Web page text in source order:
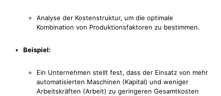
Analyse der Kostenstruktur, um die optimale
Kombination von Produktionsfaktoren zu bestimmen.
Beispiel:
Ein Unternehmen stellt fest, dass der Einsatz von mehr
automatisierten Maschinen (Kapital) und weniger
Arbeitskräften (Arbeit) zu geringeren Gesamtkosten